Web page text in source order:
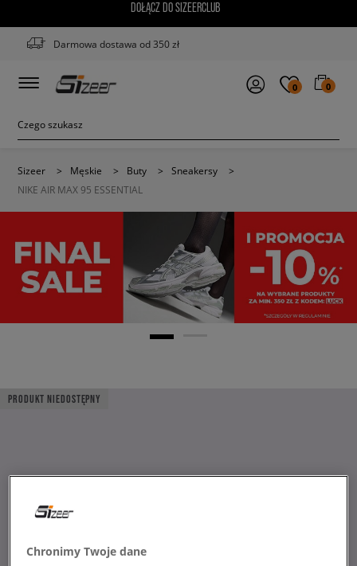
DOŁĄCZ DO SIZEERCLUB
Darmowa dostawa od 350 zł
0 0
Sizeer > Męskie > Buty > Sneakersy
>
NIKE AIR MAX 95 ESSENTIAL
PRODUKT NIEDOSTĘPNY
Chronimy Twoje dane